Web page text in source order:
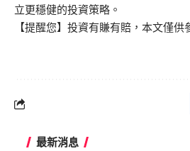
立更穩健的投資策略。
【提醒您】投資有賺有賠，本文僅供
最新消息